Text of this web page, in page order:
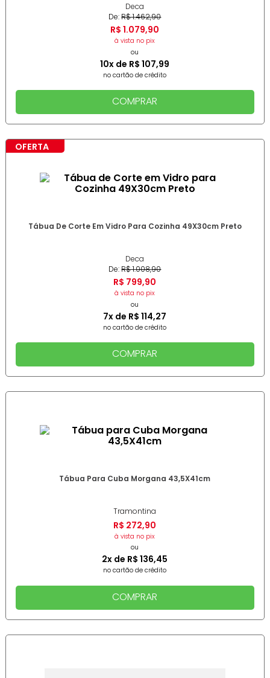
Deca
De:R$1.462,90
R$ 1.079,90
à vista no pix
ou
10x de R$ 107,99
no cartão de crédito
COMPRAR
OFERTA
Tábua De Corte Em Vidro Para Cozinha 49X30cm Preto
Deca
De:R$1.008,90
R$ 799,90
à vista no pix
ou
7x de R$ 114,27
no cartão de crédito
COMPRAR
Tábua Para Cuba Morgana 43,5X41cm
Tramontina
R$ 272,90
à vista no pix
ou
2x de R$ 136,45
no cartão de crédito
COMPRAR